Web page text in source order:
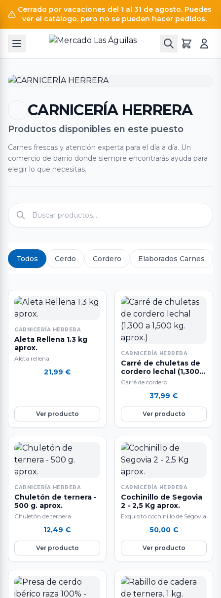
Cerrado por vacaciones del 1 al 31 de agosto. Puedes
ver el catálogo, pero no se pueden hacer pedidos.
CARNICERÍA HERRERA
Productos disponibles en este puesto
Carnes frescas y atención experta para el día a día. Un
comercio de barrio donde siempre encontrarás ayuda para
elegir lo que necesitas.
Todos Cerdo Cordero Elaborados Carnes
CARNICERÍA HERRERA
Aleta Rellena 1.3 kg
aprox.
Aleta rellena
21,99 €
Ver producto
CARNICERÍA HERRERA
Carré de chuletas de
cordero lechal (1,300 a
1,500 kg. aprox.)
Carré de cordero
37,99 €
Ver producto
CARNICERÍA HERRERA
Chuletón de ternera -
500 g. aprox.
Chuletón de ternera
12,49 €
Ver producto
CARNICERÍA HERRERA
Cochinillo de Segovia
2 - 2,5 Kg aprox.
Exquisito cochinillo de Segovia
50,00 €
Ver producto